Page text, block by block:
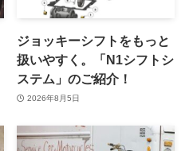
ジョッキーシフトをもっと
扱いやすく。「N1シフトシ
ステム」のご紹介！
2026年8月5日